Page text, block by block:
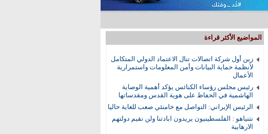
المواضيع الأكثر قراءة
زين أول شركة اتصالات تنال الاعتماد الدولي المتكامل
لأنظمة حماية البيانات وأمن المعلومات واستمرارية
الأعمال
رئيس مجلس رؤساء الكنائس يؤكد أهمية الوصاية
الهاشمية في الحفاظ على هوية القدس ومقدساتها
الرئيس الإيراني: التواصل مع خامنئي صعب للغاية حاليا
نتنياهو : الفلسطينيون يريدون ابادتنا ولن نقيم دولتهم
الارهابية